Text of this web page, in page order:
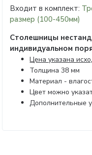
Входит в комплект:
размер (100-450мм)
Столешницы
индивидуальном
Цена указана
Толщина 38 мм
Материал -
Цвет можно
Дополнительные